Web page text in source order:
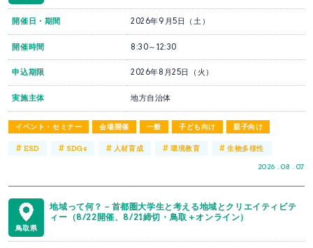
イベント・セミナー 会場開催 一般 子ども向け 親子向け
2026 . 08 . 07
開催日・期間 2026年9月5日（土）
開催時間 8:30～12:30
申込期限 2026年8月25日（火）
実施主体 地方自治体
#ESD # SDGs # 人材育成 # 環境教育 #生物多様性
鳥取県
地域って何？－首都圏大学生と考える地域とクリエイティビテ
ィー（8/22開催、8/21締切・鳥取＋オンライン）